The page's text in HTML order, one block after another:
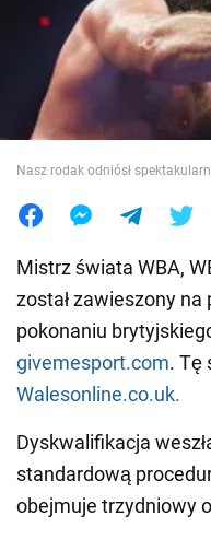
Wojna na Ukrainie
Świat
Jedzenie
Nasz rodak odniósł
Mistrz świata WBA,
został zawieszony
pokonaniu
givemesport.com. Tę
Walesonline.co.uk.
Dyskwalifikacja
standardową
obejmuje trzydniowy